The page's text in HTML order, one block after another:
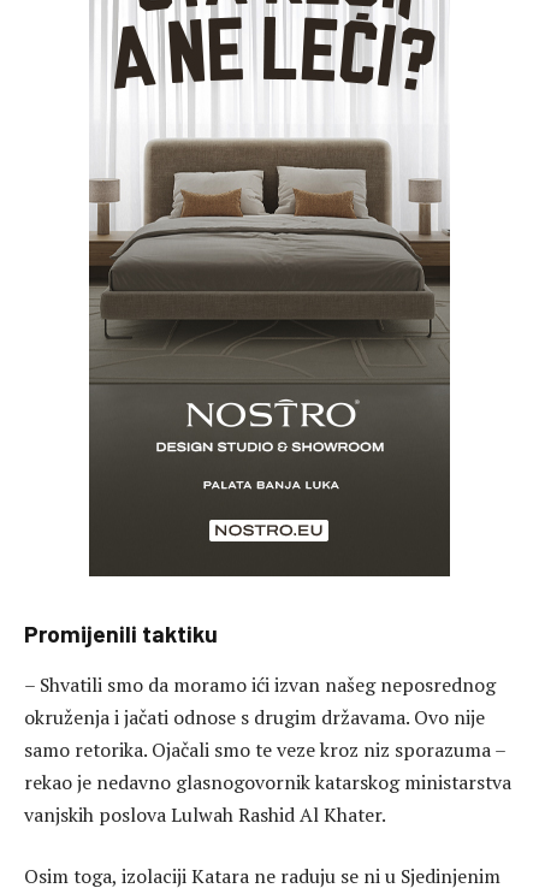
Promijenili taktiku
– Shvatili smo da moramo ići izvan našeg neposrednog
okruženja i jačati odnose s drugim državama. Ovo nije
samo retorika. Ojačali smo te veze kroz niz sporazuma –
rekao je nedavno glasnogovornik katarskog ministarstva
vanjskih poslova Lulwah Rashid Al Khater.
Osim toga, izolaciji Katara ne raduju se ni u Sjedinjenim